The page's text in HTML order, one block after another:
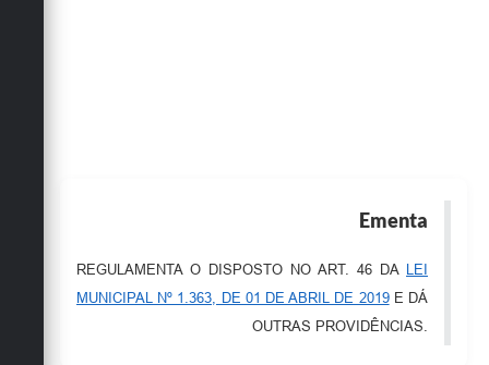
Enquete
Ementa
REGULAMENTA O DISPOSTO NO ART. 46 DA
LEI
MUNICIPAL Nº 1.363, DE 01 DE ABRIL DE 2019E DÁ
OUTRAS PROVIDÊNCIAS.